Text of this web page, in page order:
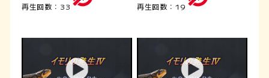
再生回数：33 再生回数：19